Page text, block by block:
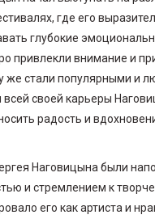
где его
глубокие
привлекли внимание и
же стали популярными и
своей карьеры
радость и
Наговицына были
и стремлением к
его как артиста и